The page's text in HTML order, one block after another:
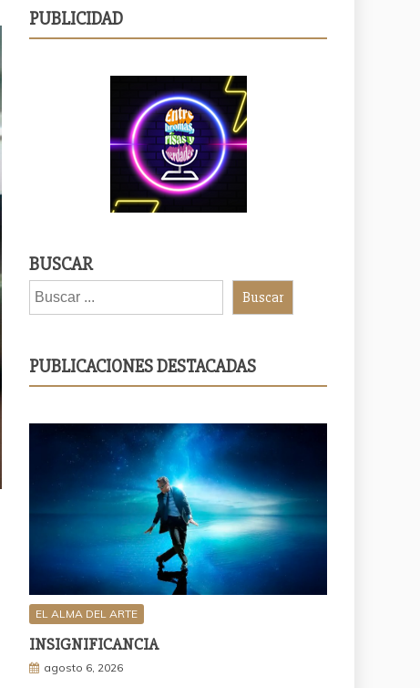
PUBLICIDAD
BUSCAR
Buscar
PUBLICACIONES DESTACADAS
EL ALMA DEL ARTE
INSIGNIFICANCIA
agosto 6, 2026